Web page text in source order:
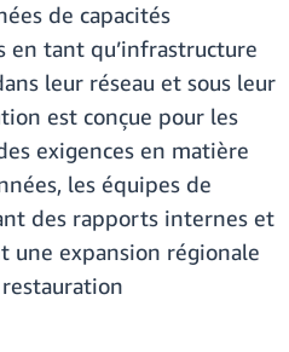
de capacités
en tant qu’infrastructure
leur réseau et sous leur
est conçue pour les
exigences en matière
les équipes de
des rapports internes et
une expansion régionale